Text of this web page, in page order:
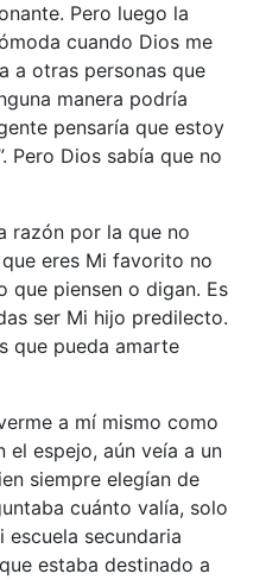
Pero luego la
cuando Dios me
a otras personas que
manera podría
pensaría que estoy
Pero Dios sabía que no
razón por la que no
eres Mi favorito no
que piensen o digan. Es
ser Mi hijo predilecto.
que pueda amarte
a mí mismo como
el espejo, aún veía a un
siempre elegían de
cuánto valía, solo
secundaria
estaba destinado a